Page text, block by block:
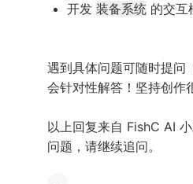
开发 装备系统 的交互
遇到具体问题可随时提问
会针对性解答！坚持创作
以上回复来自 FishC AI
问题，请继续追问。